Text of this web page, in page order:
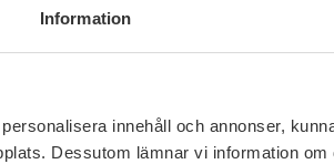
Information
innehåll och annonser,
Dessutom lämnar vi information om